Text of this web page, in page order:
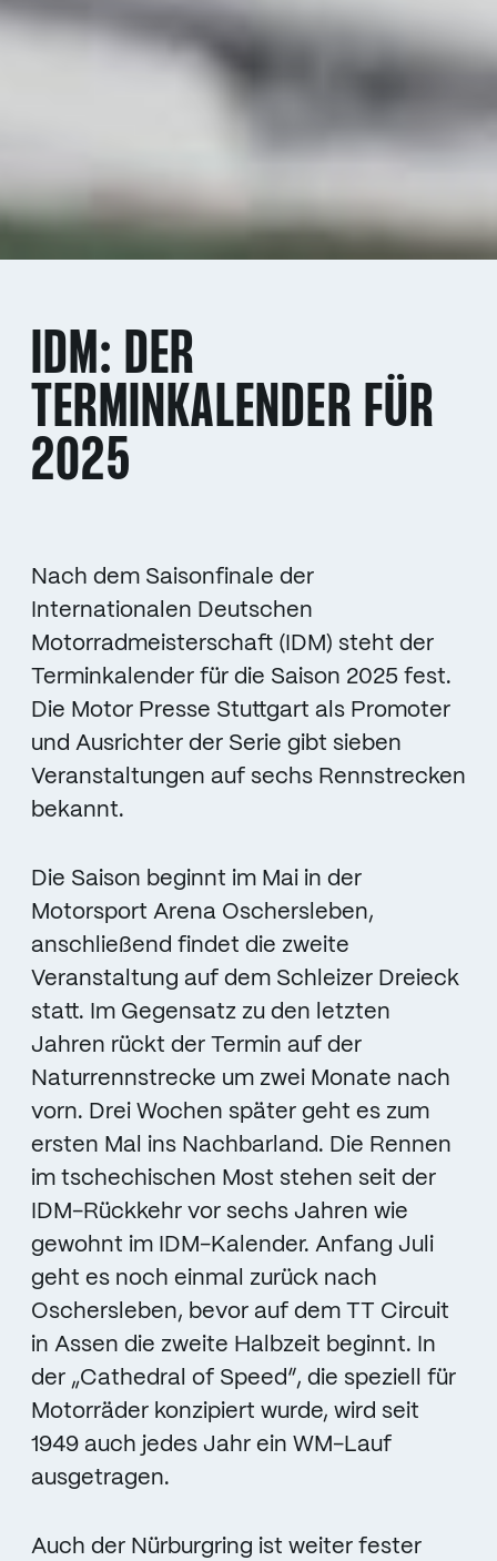
IDM: DER
TERMINKALENDER FÜR
2025
Nach dem Saisonfinale der
Internationalen Deutschen
Motorradmeisterschaft (IDM) steht der
Terminkalender für die Saison 2025 fest.
Die Motor Presse Stuttgart als Promoter
und Ausrichter der Serie gibt sieben
Veranstaltungen auf sechs Rennstrecken
bekannt.
Die Saison beginnt im Mai in der
Motorsport Arena Oschersleben,
anschließend findet die zweite
Veranstaltung auf dem Schleizer Dreieck
statt. Im Gegensatz zu den letzten
Jahren rückt der Termin auf der
Naturrennstrecke um zwei Monate nach
vorn. Drei Wochen später geht es zum
ersten Mal ins Nachbarland. Die Rennen
im tschechischen Most stehen seit der
IDM-Rückkehr vor sechs Jahren wie
gewohnt im IDM-Kalender. Anfang Juli
geht es noch einmal zurück nach
Oschersleben, bevor auf dem TT Circuit
in Assen die zweite Halbzeit beginnt. In
der „Cathedral of Speed“, die speziell für
Motorräder konzipiert wurde, wird seit
1949 auch jedes Jahr ein WM-Lauf
ausgetragen.
Auch der Nürburgring ist weiter fester